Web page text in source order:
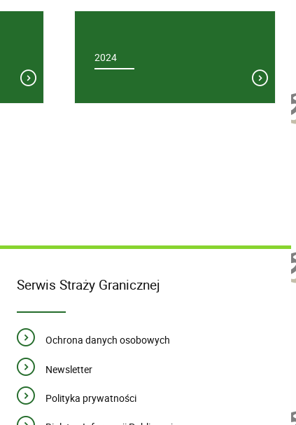
2024
Serwis Straży Granicznej
Ochrona danych osobowych
Newsletter
Polityka prywatności